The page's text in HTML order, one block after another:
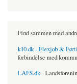
Find sammen med
k10.dk - Flexjob &
forbindelse med
LAFS.dk-